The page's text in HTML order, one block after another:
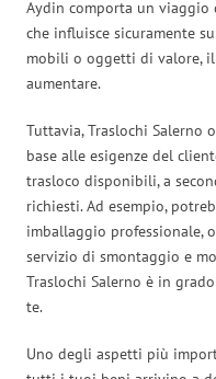
Aydin comporta un
che influisce sicuramente
mobili o oggetti di valore,
aumentare.
Tuttavia, Traslochi Salerno
base alle esigenze del
trasloco disponibili, a
richiesti. Ad esempio,
imballaggio professionale,
servizio di smontaggio e
Traslochi Salerno è in
te.
Uno degli aspetti più